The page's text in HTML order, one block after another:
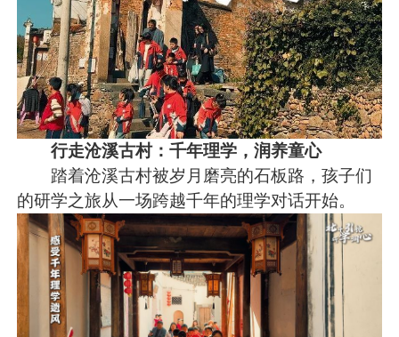
行走沧溪古村：千年理学，润养童心
踏着沧溪古村被岁月磨亮的石板路，孩子们
的研学之旅从一场跨越千年的理学对话开始。